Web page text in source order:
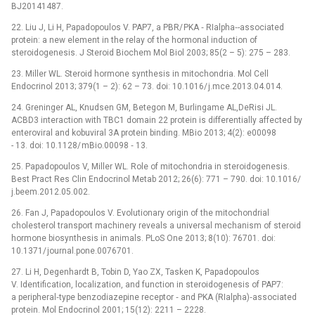
BJ20141487.
22. Liu J, Li H, Papadopoulos V. PAP7, a PBR/ PKA ‑⁠ RIalpha‑-associated
protein: a new element in the relay of the hormonal induction of
steroidogenesis. J Steroid Biochem Mol Biol 2003; 85(2 –⁠ 5): 275 –⁠ 283.
23. Miller WL. Steroid hormone synthesis in mitochondria. Mol Cell
Endocrinol 2013; 379(1 –⁠ 2): 62 –⁠ 73. doi: 10.1016/ j.mce.2013.04.014.
24. Greninger AL, Knudsen GM, Betegon M, Burlingame AL,DeRisi JL.
ACBD3 interaction with TBC1 domain 22 protein is differentially affected by
enteroviral and kobuviral 3A protein binding. MBio 2013; 4(2): e00098
-⁠ 13. doi: 10.1128/ mBio.00098 ‑⁠ 13.
25. Papadopoulos V, Miller WL. Role of mitochondria in steroidogenesis.
Best Pract Res Clin Endocrinol Metab 2012; 26(6): 771 –⁠ 790. doi: 10.1016/
j.beem.2012.05.002.
26. Fan J, Papadopoulos V. Evolutionary origin of the mitochondrial
cholesterol transport machinery reveals a universal mechanism of steroid
hormone biosynthesis in animals. PLoS One 2013; 8(10): 76701. doi:
10.1371/ journal.pone.0076701.
27. Li H, Degenhardt B, Tobin D, Yao ZX, Tasken K, Papadopoulos
V. Identification, localization, and function in steroidogenesis of PAP7:
a peripheral‑type benzodiazepine receptor ‑⁠ and PKA (RIalpha)‑associated
protein. Mol Endocrinol 2001; 15(12): 2211 –⁠ 2228.